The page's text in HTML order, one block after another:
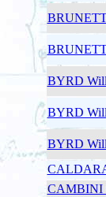
BYRD
BYRD
BYRD
CAMBINI